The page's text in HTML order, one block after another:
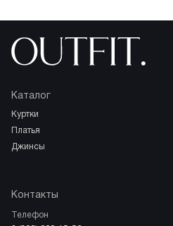
Каталог
куртки
платья
джинсы
Контакты
Телефон